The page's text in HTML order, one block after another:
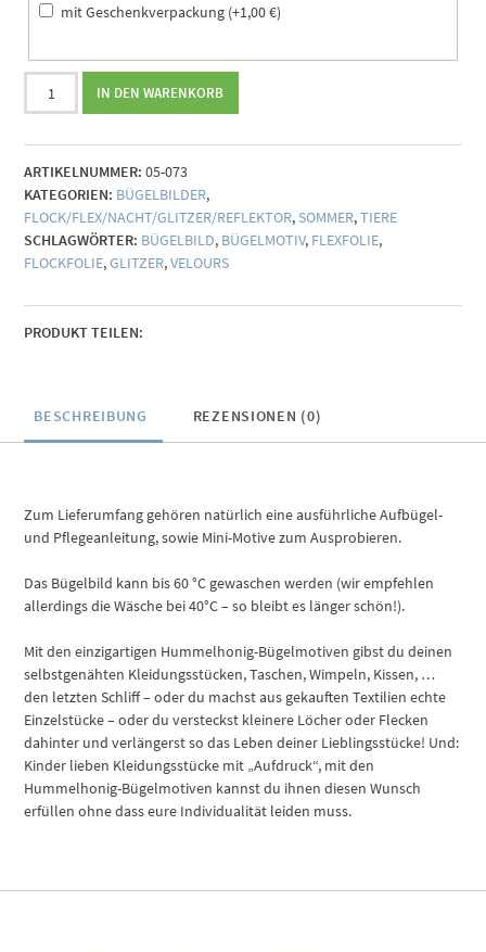
mit Geschenkverpackung (+1,00€)
Hufeisen
Menge
IN DEN WARENKORB
ARTIKELNUMMER: 05-073
KATEGORIEN: BÜGELBILDER,
FLOCK/FLEX/NACHT/GLITZER/REFLEKTOR, SOMMER,TIERE
SCHLAGWÖRTER: BÜGELBILD, BÜGELMOTIV, FLEXFOLIE,
FLOCKFOLIE,GLITZER,VELOURS
PRODUKT TEILEN:
BESCHREIBUNG REZENSIONEN (0)
Zum Lieferumfang gehören natürlich eine ausführliche Aufbügel-
und Pflegeanleitung, sowie Mini-Motive zum Ausprobieren.
Das Bügelbild kann bis 60 °C gewaschen werden (wir empfehlen
allerdings die Wäsche bei 40°C – so bleibt es länger schön!).
Mit den einzigartigen Hummelhonig-Bügelmotiven gibst du deinen
selbstgenähten Kleidungsstücken, Taschen, Wimpeln, Kissen, …
den letzten Schliff – oder du machst aus gekauften Textilien echte
Einzelstücke – oder du versteckst kleinere Löcher oder Flecken
dahinter und verlängerst so das Leben deiner Lieblingsstücke! Und:
Kinder lieben Kleidungsstücke mit „Aufdruck“, mit den
Hummelhonig-Bügelmotiven kannst du ihnen diesen Wunsch
erfüllen ohne dass eure Individualität leiden muss.